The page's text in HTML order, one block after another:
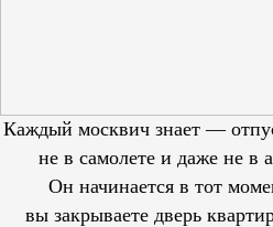
Каждый москвич знает —
не в самолете и даже не в
Он начинается в тот
вы закрываете дверь